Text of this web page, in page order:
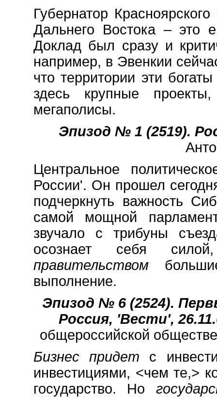
Губернатор
Дальнего Востока – это
Доклад был сразу и
например, в Эвенкии
что территории эти
здесь крупные
мегаполисы.
Эпизод № 1 (2519).
Центральное
России'. Он прошел
подчеркнуть важность
самой мощной
звучало с трибуны
осознает себя
правительством
выполнение.
Эпизод № 6 (2524).
Россия, 'Вести',
общероссийской
Бизнес придет с
инвестициями, <чем те,>
государство. Но